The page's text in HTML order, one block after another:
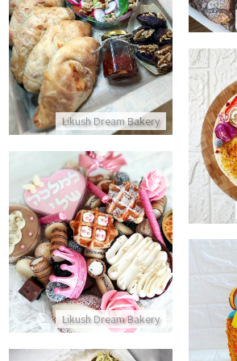
Likush Dream Bakery
מארז ארוחת בוקר חצפורי עם
התקשר/י
Likush Dream Bakery
מארז מתוקים לבידוד
התקשר/י
ודונאטס